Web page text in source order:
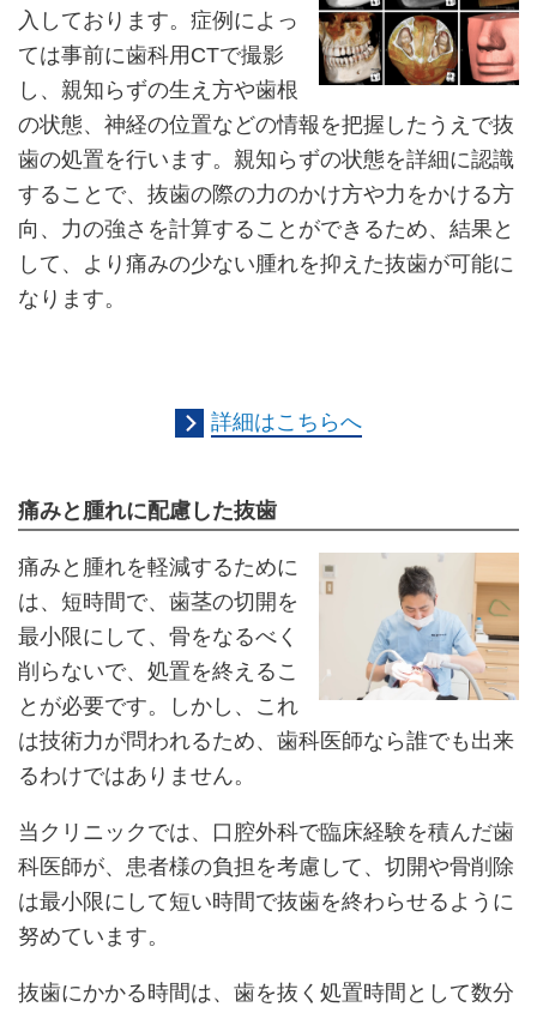
入しております。症例によっ
ては事前に歯科用CTで撮影
し、親知らずの生え方や歯根
の状態、神経の位置などの情報を把握したうえで抜
歯の処置を行います。親知らずの状態を詳細に認識
することで、抜歯の際の力のかけ方や力をかける方
向、力の強さを計算することができるため、結果と
して、より痛みの少ない腫れを抑えた抜歯が可能に
なります。
詳細はこちらへ
痛みと腫れに配慮した抜歯
痛みと腫れを軽減するために
は、短時間で、歯茎の切開を
最小限にして、骨をなるべく
削らないで、処置を終えるこ
とが必要です。しかし、これ
は技術力が問われるため、歯科医師なら誰でも出来
るわけではありません。
当クリニックでは、口腔外科で臨床経験を積んだ歯
科医師が、患者様の負担を考慮して、切開や骨削除
は最小限にして短い時間で抜歯を終わらせるように
努めています。
抜歯にかかる時間は、歯を抜く処置時間として数分